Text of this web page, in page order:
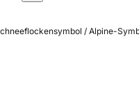
/ Alpine-